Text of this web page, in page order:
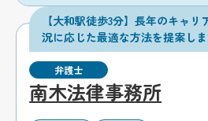
【大和駅徒歩3分】長年のキャ
況に応じた最適な方法を提案し
弁護士
南木法律事務所